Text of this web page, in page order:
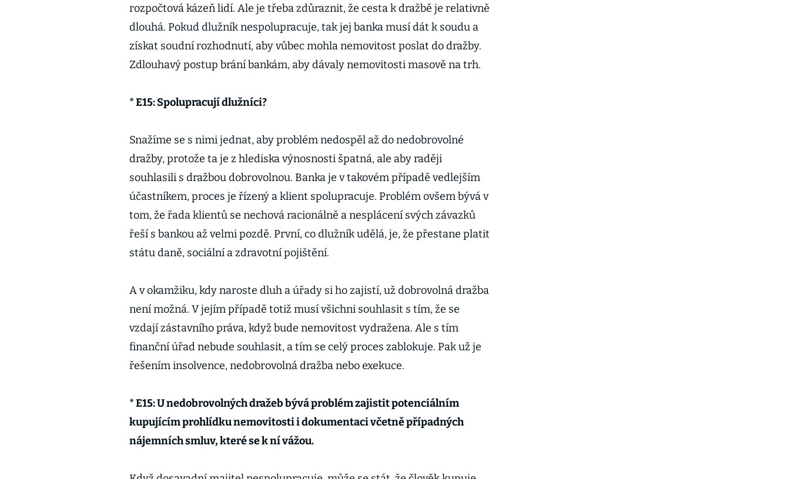
rozpočtová kázeň lidí. Ale je třeba zdůraznit, že cesta k dražbě je relativně
dlouhá. Pokud dlužník nespolupracuje, tak jej banka musí dát k soudu a
získat soudní rozhodnutí, aby vůbec mohla nemovitost poslat do dražby.
Zdlouhavý postup brání bankám, aby dávaly nemovitosti masově na trh.
* E15: Spolupracují dlužníci?
Snažíme se s nimi jednat, aby problém nedospěl až do nedobrovolné
dražby, protože ta je z hlediska výnosnosti špatná, ale aby raději
souhlasili s dražbou dobrovolnou. Banka je v takovém případě vedlejším
účastníkem, proces je řízený a klient spolupracuje. Problém ovšem bývá v
tom, že řada klientů se nechová racionálně a nesplácení svých závazků
řeší s bankou až velmi pozdě. První, co dlužník udělá, je, že přestane platit
státu daně, sociální a zdravotní pojištění.
A v okamžiku, kdy naroste dluh a úřady si ho zajistí, už dobrovolná dražba
není možná. V jejím případě totiž musí všichni souhlasit s tím, že se
vzdají zástavního práva, když bude nemovitost vydražena. Ale s tím
finanční úřad nebude souhlasit, a tím se celý proces zablokuje. Pak už je
řešením insolvence, nedobrovolná dražba nebo exekuce.
* E15: U nedobrovolných dražeb bývá problém zajistit potenciálním
kupujícím prohlídku nemovitosti i dokumentaci včetně případných
nájemních smluv, které se k ní vážou.